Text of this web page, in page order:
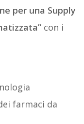
per una Supply
con i
farmaci da